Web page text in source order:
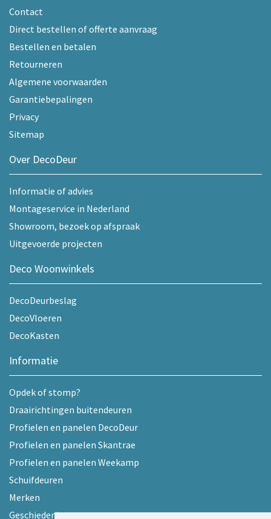
Contact
Direct bestellen of offerte aanvraag
Bestellen en betalen
Retourneren
Algemene voorwaarden
Garantiebepalingen
Privacy
Sitemap
Over DecoDeur
Informatie of advies
Montageservice in Nederland
Showroom, bezoek op afspraak
Uitgevoerde projecten
Deco Woonwinkels
DecoDeurbeslag
DecoVloeren
DecoKasten
Informatie
Opdek of stomp?
Draairichtingen buitendeuren
Profielen en panelen DecoDeur
Profielen en panelen Skantrae
Profielen en panelen Weekamp
Schuifdeuren
Merken
Geschiedenis